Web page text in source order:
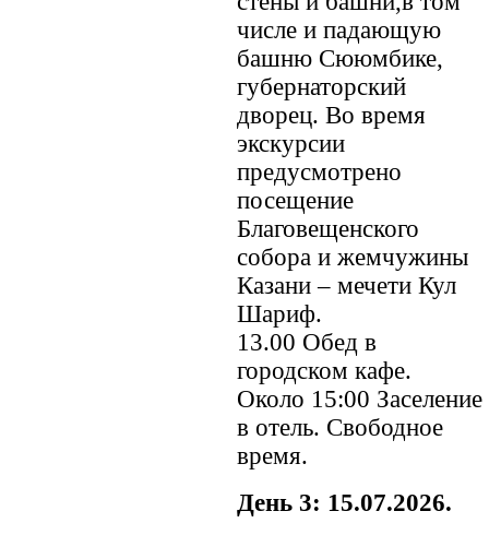
числе и падающую
башню Сююмбике,
губернаторский
дворец. Во время
экскурсии
предусмотрено
посещение
Благовещенского
собора и жемчужины
Казани – мечети Кул
Шариф.
13.00 Обед в
городском кафе.
Около 15:00 Заселение
в отель. Свободное
время.
День 3: 15.07.2026.